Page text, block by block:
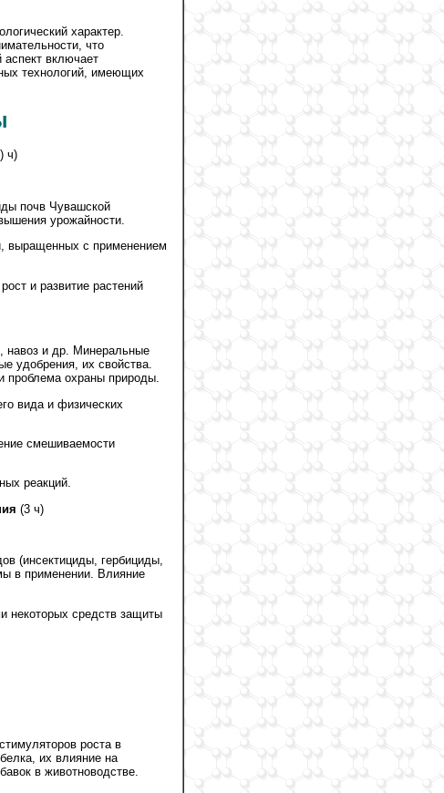
характер.
что
аспект включает
технологий, имеющих
ч)
почв Чувашской
урожайности.
выращенных с применением
и развитие растений
навоз и др. Минеральные
удобрения, их свойства.
проблема охраны природы.
вида и физических
смешиваемости
реакций.
(3 ч)
(инсектициды, гербициды,
в применении. Влияние
некоторых средств защиты
роста в
их влияние на
в животноводстве.